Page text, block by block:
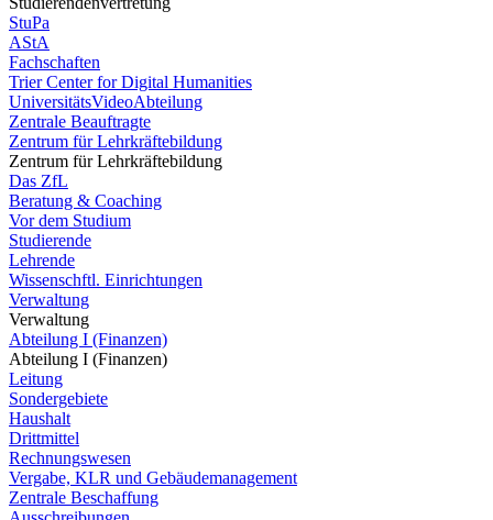
StuPa
AStA
Fachschaften
Trier Center for Digital Humanities
UniversitätsVideoAbteilung
Zentrale Beauftragte
Zentrum für Lehrkräftebildung
Zentrum für Lehrkräftebildung
Das ZfL
Beratung & Coaching
Vor dem Studium
Studierende
Lehrende
Wissenschftl. Einrichtungen
Verwaltung
Verwaltung
Abteilung I (Finanzen)
Abteilung I (Finanzen)
Leitung
Sondergebiete
Haushalt
Drittmittel
Rechnungswesen
Vergabe, KLR und Gebäudemanagement
Zentrale Beschaffung